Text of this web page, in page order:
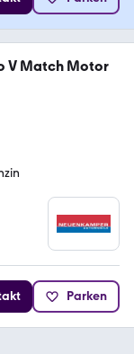
V Match Motor
Parken